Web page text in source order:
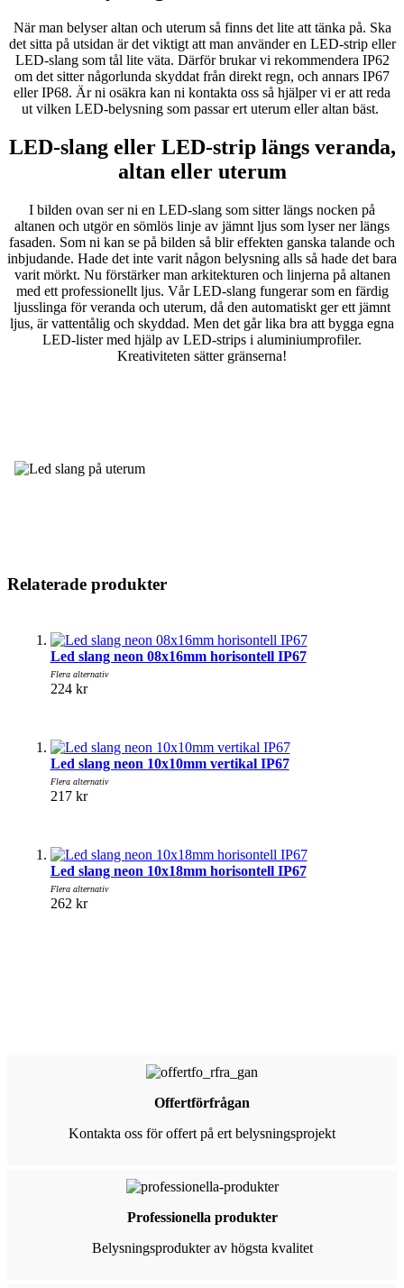
När man belyser altan och uterum så finns det lite att tänka på. Ska
det sitta på utsidan är det viktigt att man använder en LED-strip eller
LED-slang som tål lite väta. Därför brukar vi rekommendera IP62
om det sitter någorlunda skyddat från direkt regn, och annars IP67
eller IP68. Är ni osäkra kan ni kontakta oss så hjälper vi er att reda
ut vilken LED-belysning som passar ert uterum eller altan bäst.
LED-slang eller LED-strip längs veranda,
altan eller uterum
I bilden ovan ser ni en LED-slang som sitter längs nocken på
altanen och utgör en sömlös linje av jämnt ljus som lyser ner längs
fasaden. Som ni kan se på bilden så blir effekten ganska talande och
inbjudande. Hade det inte varit någon belysning alls så hade det bara
varit mörkt. Nu förstärker man arkitekturen och linjerna på altanen
med ett professionellt ljus. Vår LED-slang fungerar som en färdig
ljusslinga för veranda och uterum, då den automatiskt ger ett jämnt
ljus, är vattentålig och skyddad. Men det går lika bra att bygga egna
LED-lister med hjälp av LED-strips i aluminiumprofiler.
Kreativiteten sätter gränserna!
Relaterade produkter
Led slang neon 08x16mm horisontell IP67
Flera alternativ
224 kr
Led slang neon 10x10mm vertikal IP67
Flera alternativ
217 kr
Led slang neon 10x18mm horisontell IP67
Flera alternativ
262 kr
Offertförfrågan
Kontakta oss för offert på ert belysningsprojekt
Professionella produkter
Belysningsprodukter av högsta kvalitet